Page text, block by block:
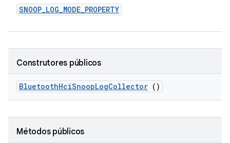
SNOOP_LOG_MODE_PROPERTY
Construtores públicos
BluetoothHciSnoopLogCollector ()
Métodos públicos